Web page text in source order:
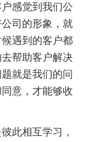
感觉到我们公
司的形象，就
遇到的客户都
帮助客户解决
就是我们的问
意，才能够收
此相互学习，